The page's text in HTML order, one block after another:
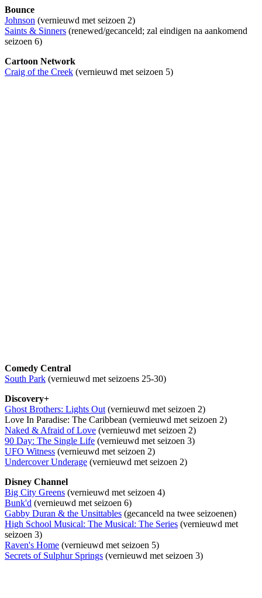
Bounce
Johnson (vernieuwd met seizoen 2)
Saints & Sinners (renewed/gecanceld; zal eindigen na aankomend
seizoen 6)
Cartoon Network
Craig of the Creek (vernieuwd met seizoen 5)
Comedy Central
South Park (vernieuwd met seizoens 25-30)
Discovery+
Ghost Brothers: Lights Out (vernieuwd met seizoen 2)
Love In Paradise: The Caribbean (vernieuwd met seizoen 2)
Naked & Afraid of Love (vernieuwd met seizoen 2)
90 Day: The Single Life (vernieuwd met seizoen 3)
UFO Witness (vernieuwd met seizoen 2)
Undercover Underage (vernieuwd met seizoen 2)
Disney Channel
Big City Greens (vernieuwd met seizoen 4)
Bunk'd (vernieuwd met seizoen 6)
Gabby Duran & the Unsittables (gecanceld na twee seizoenen)
High School Musical: The Musical: The Series (vernieuwd met
seizoen 3)
Raven's Home (vernieuwd met seizoen 5)
Secrets of Sulphur Springs (vernieuwd met seizoen 3)